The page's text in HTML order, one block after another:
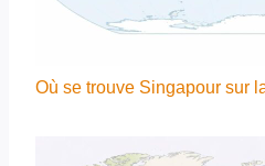
Où se trouve Singapour sur